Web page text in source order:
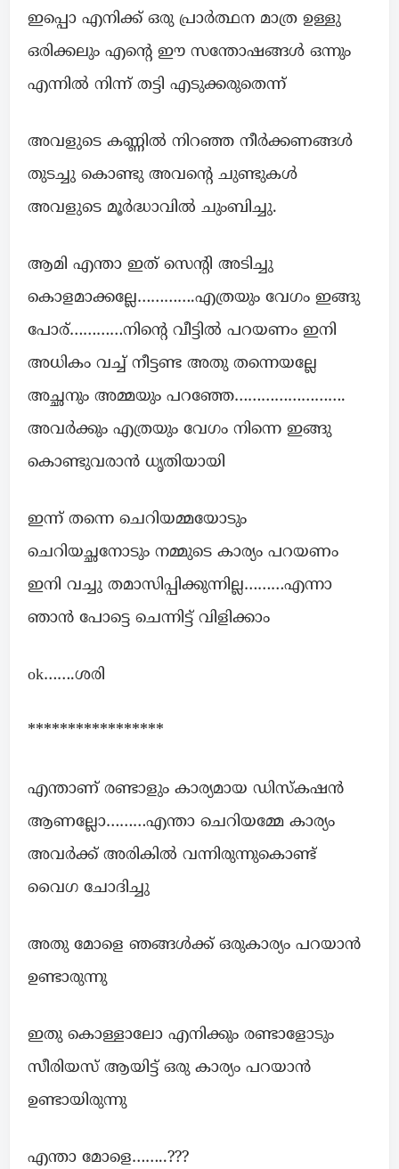
ഇപ്പൊ എനിക്ക് ഒരു പ്രാർത്ഥന മാത്ര ഉള്ളു
ഒരിക്കലും എന്റെ ഈ സന്തോഷങ്ങൾ ഒന്നും
എന്നിൽ നിന്ന് തട്ടി എടുക്കരുതെന്ന്
അവളുടെ കണ്ണിൽ നിറഞ്ഞ നീർക്കണങ്ങൾ
തുടച്ചു കൊണ്ടു അവന്റെ ചുണ്ടുകൾ
അവളുടെ മൂർദ്ധാവിൽ ചുംബിച്ചു.
ആമി എന്താ ഇത് സെന്റി അടിച്ചു
കൊളമാക്കല്ലേ………….എത്രയും വേഗം ഇങ്ങു
പോര്…………നിന്റെ വീട്ടിൽ പറയണം ഇനി
അധികം വച്ച് നീട്ടണ്ട അതു തന്നെയല്ലേ
അച്ഛനും അമ്മയും പറഞ്ഞേ…………………….
അവർക്കും എത്രയും വേഗം നിന്നെ ഇങ്ങു
കൊണ്ടുവരാൻ ധൃതിയായി
ഇന്ന് തന്നെ ചെറിയമ്മയോടും
ചെറിയച്ഛനോടും നമ്മുടെ കാര്യം പറയണം
ഇനി വച്ചു തമാസിപ്പിക്കുന്നില്ല………എന്നാ
ഞാൻ പോട്ടെ ചെന്നിട്ട് വിളിക്കാം
ok…….ശരി
*****************
എന്താണ് രണ്ടാളും കാര്യമായ ഡിസ്കഷൻ
ആണല്ലോ………എന്താ ചെറിയമ്മേ കാര്യം
അവർക്ക് അരികിൽ വന്നിരുന്നുകൊണ്ട്
വൈഗ ചോദിച്ചു
അതു മോളെ ഞങ്ങൾക്ക് ഒരുകാര്യം പറയാൻ
ഉണ്ടാരുന്നു
ഇതു കൊള്ളാലോ എനിക്കും രണ്ടാളോടും
സീരിയസ് ആയിട്ട് ഒരു കാര്യം പറയാൻ
ഉണ്ടായിരുന്നു
എന്താ മോളെ……..???